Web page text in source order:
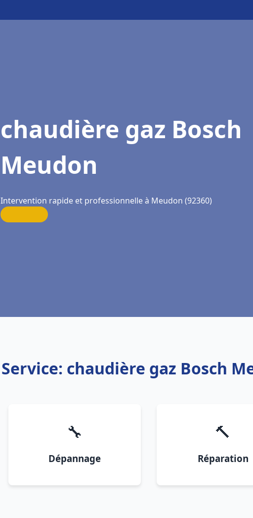
chaudière gaz Bosch
Meudon
Intervention rapide et professionnelle à Meudon (92360)
Service: chaudière gaz Bosch
🔧
Dépannage
🔨
Réparation